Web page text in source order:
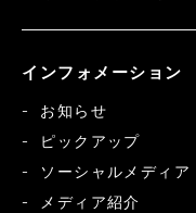
インフォメーション
お知らせ
ピックアップ
ソーシャルメディア
メディア紹介